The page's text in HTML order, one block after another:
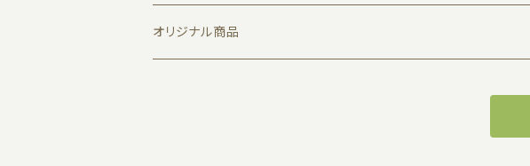
1011 by JUN KOGA
オリジナル商品